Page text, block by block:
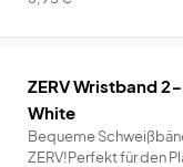
ZERV Wristband
White
Bequeme
ZERV!Perfekt für den